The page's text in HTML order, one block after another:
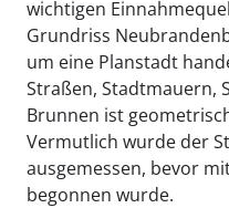
wichtigen
Grundriss
um eine Planstadt
Straßen, Stadtmauern,
Brunnen ist
Vermutlich wurde der
ausgemessen, bevor
begonnen wurde.